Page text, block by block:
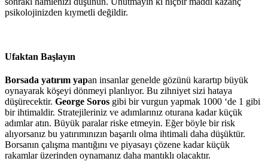
psikolojinizden kıymetli değildir.
Ufaktan Başlayın
Borsada yatırım yapan insanlar genelde gözünü karartıp büyük
oynayarak köşeyi dönmeyi planlıyor. Bu zihniyet sizi hataya
düşürecektir. George Soros gibi bir vurgun yapmak 1000 ‘de 1 gibi
bir ihtimaldir. Stratejileriniz ve adımlarınız oturana kadar küçük
adımlar atın. Büyük paralar riske etmeyin. Eğer böyle bir risk
alıyorsanız bu yatırımınızın başarılı olma ihtimali daha düşüktür.
Borsanın çalışma mantığını ve piyasayı çözene kadar küçük
rakamlar üzerinden oynamanız daha mantıklı olacaktır.